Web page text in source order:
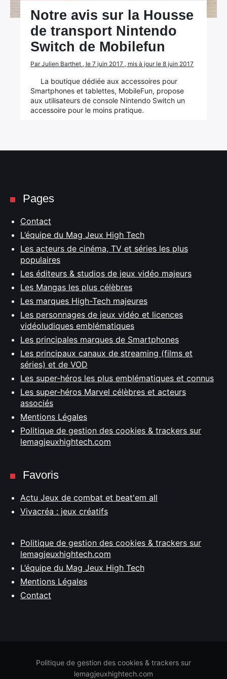
Notre avis sur la Housse
de transport Nintendo
Switch de Mobilefun
Par Julien Barthet , le 7 juin 2017 , mis à jour le 8 juin 2017
La boutique dédiée aux accessoires pour
Smartphones et tablettes, MobileFun, propose
aux utilisateurs de console Nintendo Switch un
accessoire pour le moins pratique.
Pages
Contact
L’équipe du Mag Jeux High Tech
Les acteurs de cinéma, TV et séries les plus
populaires
Les éditeurs & studios de jeux vidéo majeurs
Les Mangas les plus célèbres
Les marques High-Tech majeures
Les personnages de jeux vidéo et licences
vidéoludiques emblématiques
Les principales marques de Smartphones
Les principaux canaux de streaming (films et
séries) et de VOD
Les super-héros les plus emblématiques et connus
Les super-héros Marvel célèbres et acteurs
associés
Mentions Légales
Politique de gestion des cookies & trackers sur
lemagjeuxhightech.com
Favoris
Actu Jeux de combat et beat'em all
Vivacréa : jeux créatifs
Politique de gestion des cookies & trackers sur
lemagjeuxhightech.com
L’équipe du Mag Jeux High Tech
Mentions Légales
Contact
Politique de gestion des cookies & trackers sur
lemagjeuxhightech.com
Rechercher